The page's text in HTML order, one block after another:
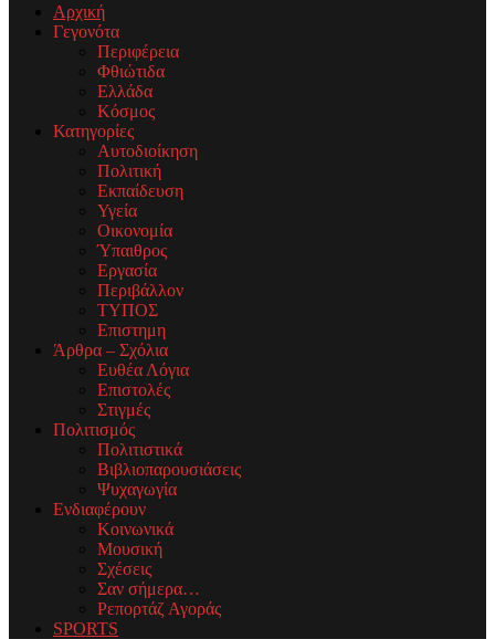
Αρχική
Γεγονότα
Περιφέρεια
Φθιώτιδα
Ελλάδα
Κόσμος
Κατηγορίες
Αυτοδιοίκηση
Πολιτική
Εκπαίδευση
Υγεία
Οικονομία
Ύπαιθρος
Εργασία
Περιβάλλον
ΤΥΠΟΣ
Επιστημη
Άρθρα – Σχόλια
Ευθέα Λόγια
Επιστολές
Στιγμές
Πολιτισμός
Πολιτιστικά
Βιβλιοπαρουσιάσεις
Ψυχαγωγία
Ενδιαφέρουν
Κοινωνικά
Μουσική
Σχέσεις
Σαν σήμερα…
Ρεπορτάζ Αγοράς
SPORTS